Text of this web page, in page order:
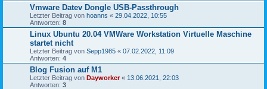
Vmware Datev Dongle USB-Passthrough
Letzter Beitrag von hoanns « 29.04.2022, 10:55
Antworten: 8
Linux Ubuntu 20.04 VMWare Workstation Virtuelle Maschine
startet nicht
Letzter Beitrag von Sepp1985 « 07.02.2022, 11:09
Antworten: 4
Blog Fusion auf M1
Letzter Beitrag von Dayworker« 13.06.2021, 22:03
Antworten: 3